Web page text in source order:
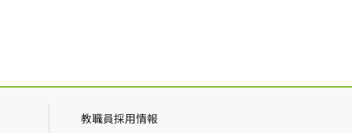
教職員採用情報